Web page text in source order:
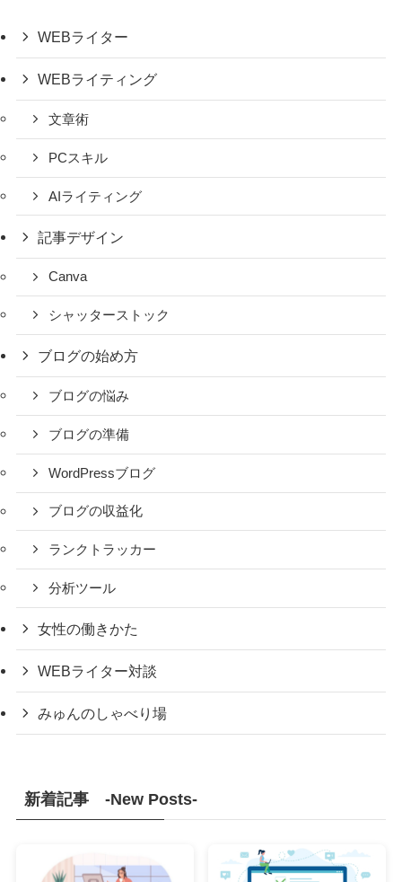
WEBライター
WEBライティング
文章術
PCスキル
AIライティング
記事デザイン
Canva
シャッターストック
ブログの始め方
ブログの悩み
ブログの準備
WordPressブログ
ブログの収益化
ランクトラッカー
分析ツール
女性の働きかた
WEBライター対談
みゅんのしゃべり場
新着記事 -New Posts-